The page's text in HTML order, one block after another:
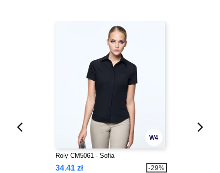
W4
Roly CM5061 - Sofia
34.41 zł -29%